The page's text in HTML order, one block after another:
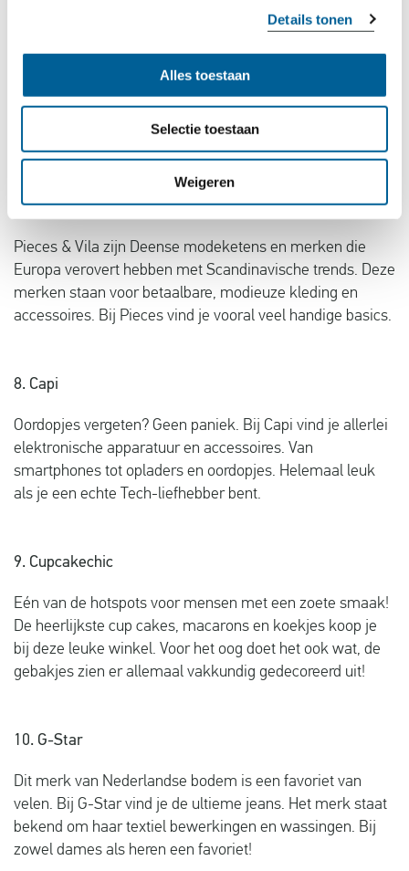
Details tonen
Alles toestaan
Selectie toestaan
Weigeren
Deze succesformule uit de Verenigde Staten is inmiddels
beautymerk is vooral beroemd om haar jaarlijkse
modeshow die in veel landen uitgezonden wordt. Bij Vic
speciale beauty producten die je zintuigen prikkelen.
7. Pieces & Vila
Pieces & Vila zijn Deense modeketens en merken die
Europa verovert hebben met Scandinavische trends. Deze
merken staan voor betaalbare, modieuze kleding en
accessoires. Bij Pieces vind je vooral veel handige basics.
8. Capi
Oordopjes vergeten? Geen paniek. Bij Capi vind je allerlei
elektronische apparatuur en accessoires. Van
smartphones tot opladers en oordopjes. Helemaal leuk
als je een echte Tech-liefhebber bent.
9. Cupcakechic
Eén van de hotspots voor mensen met een zoete smaak!
De heerlijkste cup cakes, macarons en koekjes koop je
bij deze leuke winkel. Voor het oog doet het ook wat, de
gebakjes zien er allemaal vakkundig gedecoreerd uit!
10. G-Star
Dit merk van Nederlandse bodem is een favoriet van
velen. Bij G-Star vind je de ultieme jeans. Het merk staat
bekend om haar textiel bewerkingen en wassingen. Bij
zowel dames als heren een favoriet!